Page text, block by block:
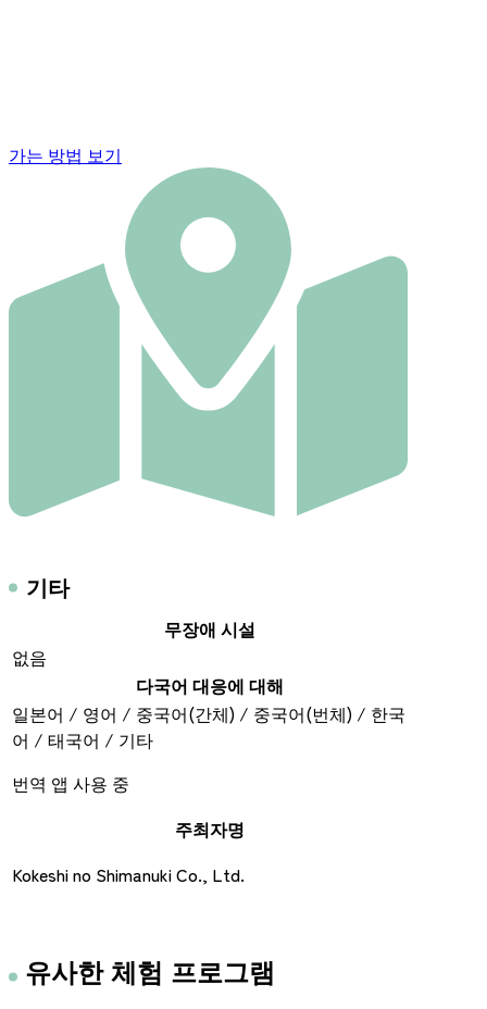
가는 방법 보기
기타
무장애 시설
없음
다국어 대응에 대해
일본어 / 영어 / 중국어(간체) / 중국어(번체) / 한국
어 / 태국어 / 기타
번역 앱 사용 중
주최자명
Kokeshi no Shimanuki Co., Ltd.
유사한 체험 프로그램